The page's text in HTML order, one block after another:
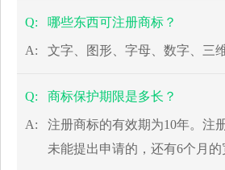
Q: 哪些东西可注册商标？
A: 文字、图形、字母、数字、三
Q: 商标保护期限是多长？
A:
注册商标的有效期为10年。注
未能提出申请的，还有6个月